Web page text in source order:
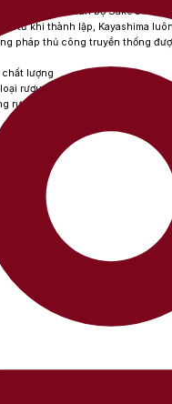
cuộc thi toàn bộ Sake ở
từ khi thành lập, Kayashima
pháp thủ công truyền thống
lượng
rượu sake Nhật chính hãng,
rượu sake thơm ngon, hảo hạng